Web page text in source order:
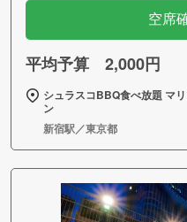
空席
平均予算 2,000円
シュラスコBBQ食べ放題 マ
ン
新宿駅／東京都